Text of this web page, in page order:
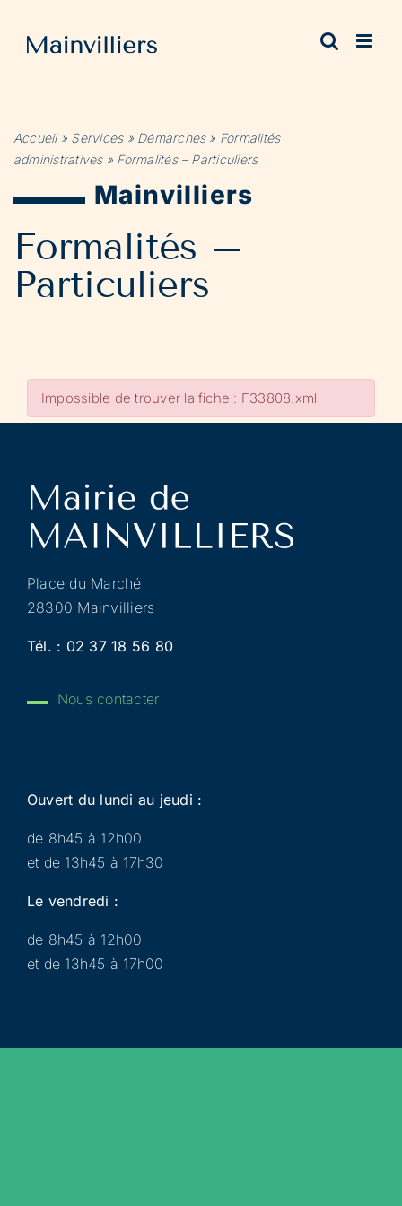
contenu
Accueil» Services» Démarches» Formalités
administratives» Formalités – Particuliers
Mainvilliers
Formalités –
Particuliers
Impossible de trouver la fiche : F33808.xml
Place du Marché
28300 Mainvilliers
Tél. : 02 37 18 56 80
Nous contacter
Ouvert du lundi au jeudi :
de 8h45 à 12h00
et de 13h45 à 17h30
Le vendredi :
de 8h45 à 12h00
et de 13h45 à 17h00